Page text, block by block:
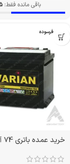
باقی مانده فقط:
بدون فرسوده
خرید عمده باتری 74 آمپر واریان